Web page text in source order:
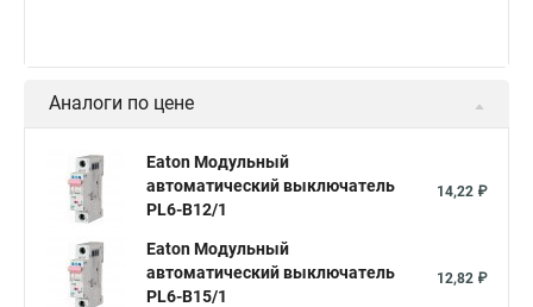
Аналоги по цене
Eaton Модульный
автоматический выключатель
PL6-B12/1
14,22 ₽
Eaton Модульный
автоматический выключатель
PL6-B15/1
12,82 ₽